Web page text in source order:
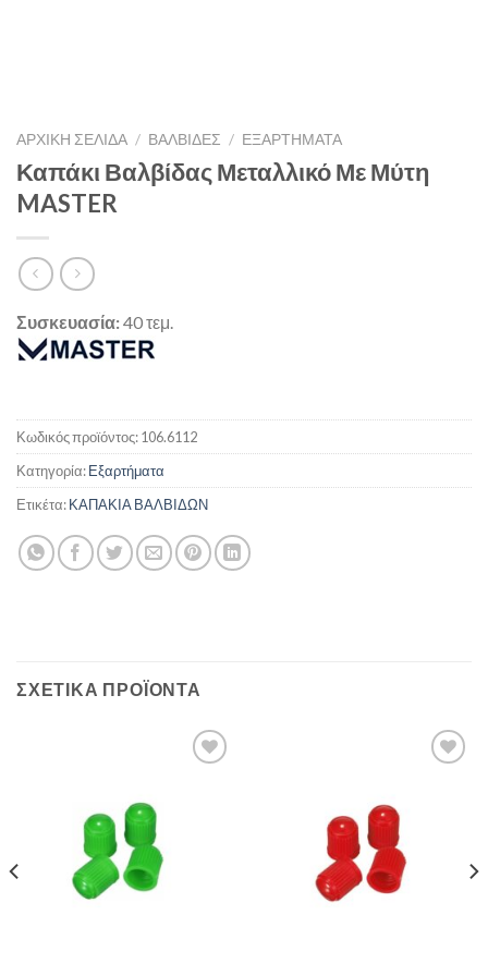
ΑΡΧΙΚΉ ΣΕΛΊΔΑ / ΒΑΛΒΙΔΕΣ / ΕΞΑΡΤΉΜΑΤΑ
Καπάκι Βαλβίδας Μεταλλικό Με Μύτη
MASTER
Συσκευασία:40 τεμ.
Κωδικός προϊόντος:106.6112
Κατηγορία:Εξαρτήματα
Ετικέτα:ΚΑΠΑΚΙΑ ΒΑΛΒΙΔΩΝ
ΣΧΕΤΙΚΆ ΠΡΟΪΌΝΤΑ
Πρόσθήκη
επιθυμιών